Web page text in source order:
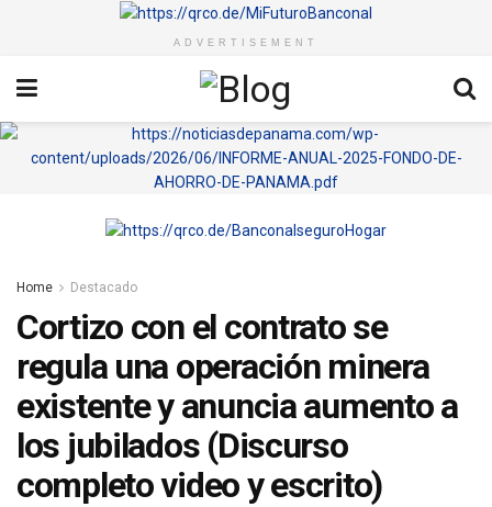
ADVERTISEMENT
Home Destacado
Cortizo con el contrato se
regula una operación minera
existente y anuncia aumento a
los jubilados (Discurso
completo video y escrito)